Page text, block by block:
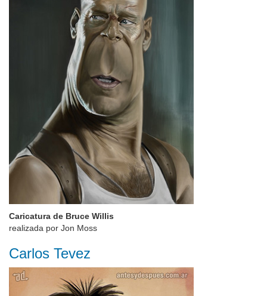
Caricatura de Bruce Willis
realizada por Jon Moss
Carlos Tevez